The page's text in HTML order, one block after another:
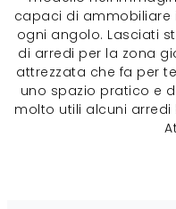
capaci di ammobiliare
ogni angolo. Lasciati
di arredi per la zona
attrezzata che fa per
uno spazio pratico e
molto utili alcuni arredi